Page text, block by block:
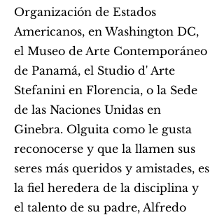
Organización de Estados
Americanos, en Washington DC,
el Museo de Arte Contemporáneo
de Panamá, el Studio d' Arte
Stefanini en Florencia, o la Sede
de las Naciones Unidas en
Ginebra. Olguita como le gusta
reconocerse y que la llamen sus
seres más queridos y amistades, es
la fiel heredera de la disciplina y
el talento de su padre, Alfredo